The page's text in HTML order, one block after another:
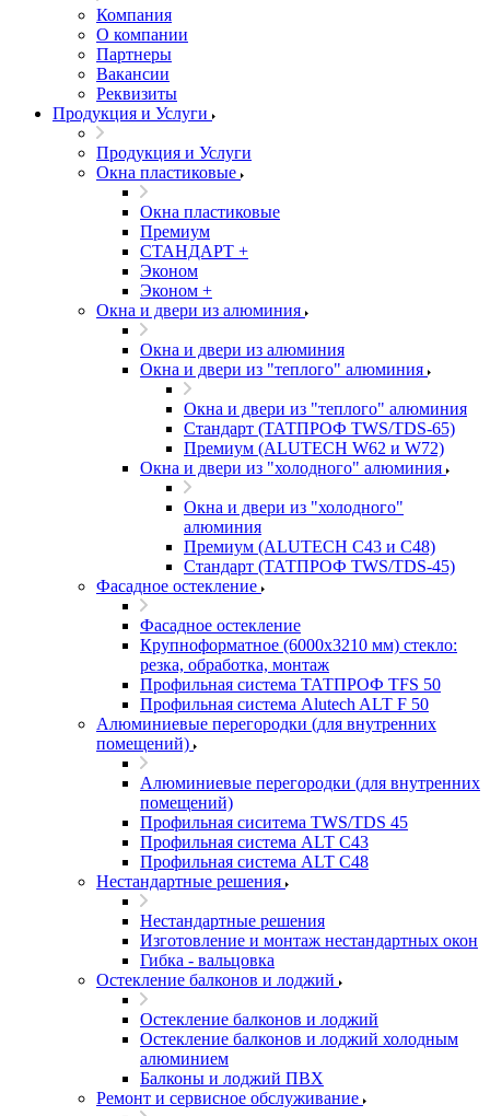
Компания
О компании
Партнеры
Вакансии
Реквизиты
Продукция и Услуги
Продукция и Услуги
Окна пластиковые
Окна пластиковые
Премиум
СТАНДАРТ +
Эконом
Эконом +
Окна и двери из алюминия
Окна и двери из алюминия
Окна и двери из "теплого" алюминия
Окна и двери из "теплого" алюминия
Стандарт (ТАТПРОФ TWS/TDS-65)
Премиум (ALUTECH W62 и W72)
Окна и двери из "холодного" алюминия
Окна и двери из "холодного"
алюминия
Премиум (ALUTECH C43 и C48)
Стандарт (ТАТПРОФ TWS/TDS-45)
Фасадное остекление
Фасадное остекление
Крупноформатное (6000x3210 мм) стекло:
резка, обработка, монтаж
Профильная система ТАТПРОФ TFS 50
Профильная система Alutech ALT F 50
Алюминиевые перегородки (для внутренних
помещений)
Алюминиевые перегородки (для внутренних
помещений)
Профильная сиситема TWS/TDS 45
Профильная система ALT C43
Профильная система ALT C48
Нестандартные решения
Нестандартные решения
Изготовление и монтаж нестандартных окон
Гибка - вальцовка
Остекление балконов и лоджий
Остекление балконов и лоджий
Остекление балконов и лоджий холодным
алюминием
Балконы и лоджий ПВХ
Ремонт и сервисное обслуживание